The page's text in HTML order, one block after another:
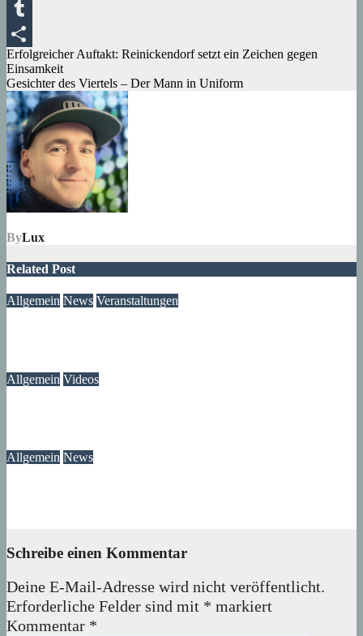
Messenger
Tumblr
Teilen
Beitragsnavigation
Erfolgreicher Auftakt: Reinickendorf setzt ein Zeichen gegen
Einsamkeit
Gesichter des Viertels – Der Mann in Uniform
ByLux
Related Post
Allgemein News Veranstaltungen
Allgemein Videos
Allgemein News
Schreibe einen Kommentar
Deine E-Mail-Adresse wird nicht veröffentlicht.
Erforderliche Felder sind mit * markiert
Kommentar *